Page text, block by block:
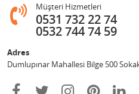
Müşteri Hizmetleri
0531 732 22 74
0532 744 74 59
Adres
Dumlupınar Mahallesi Bilge 500